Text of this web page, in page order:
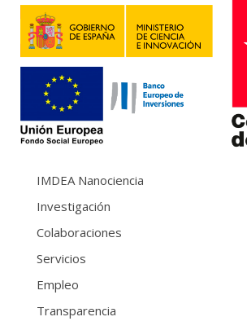
IMDEA Nanociencia
Investigación
Colaboraciones
Servicios
Empleo
Transparencia